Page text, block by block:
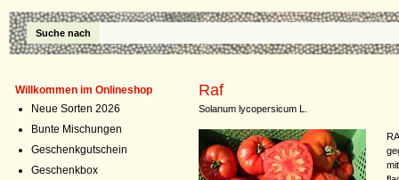
Suche nach
Willkommen im Onlineshop
Neue Sorten 2026
Bunte Mischungen
Geschenkgutschein
Geschenkbox
Raf
Solanum lycopersicum L.